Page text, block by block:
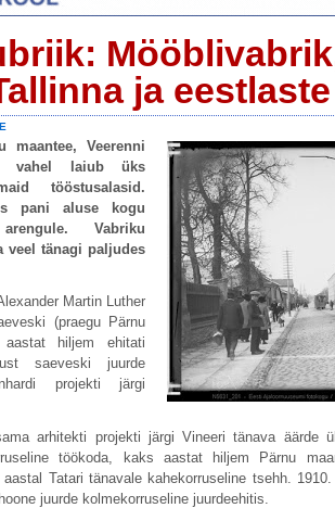
ja
maantee, Veerenni
vahel laiub üks
tööstusalasid.
pani aluse kogu
Vabriku
veel tänagi paljudes
Martin Luther
(praegu Pärnu
hiljem ehitati
saeveski juurde
projekti järgi
arhitekti projekti järgi Vineeri tänava äärde
töökoda, kaks aastat hiljem Pärnu
Tatari tänavale kahekorruseline tsehh.
juurde kolmekorruseline juurdeehitis.